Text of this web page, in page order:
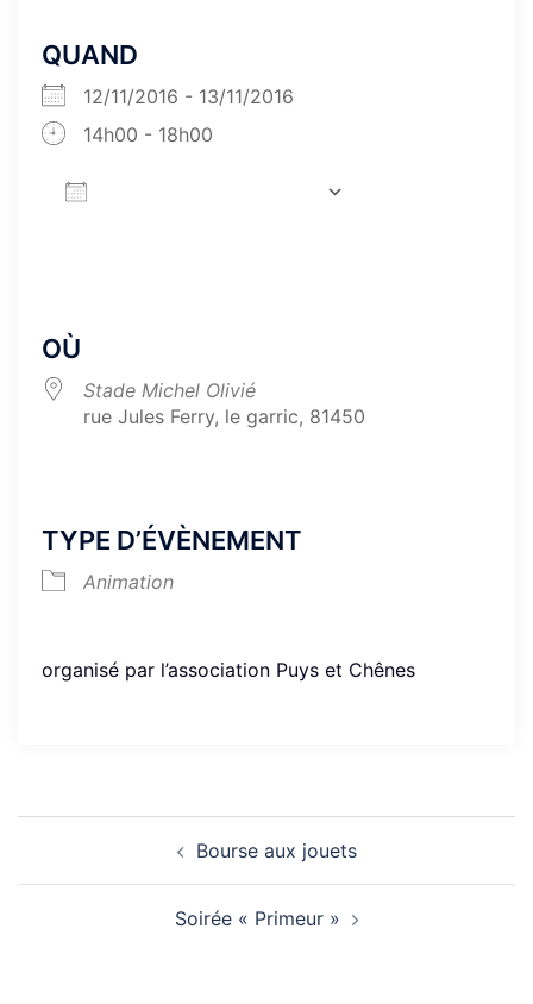
QUAND
12/11/2016 - 13/11/2016
14h00 - 18h00
OÙ
Stade Michel Olivié
rue Jules Ferry, le garric, 81450
TYPE D’ÉVÈNEMENT
Animation
organisé par l’association Puys et Chênes
Bourse aux jouets
Soirée « Primeur »